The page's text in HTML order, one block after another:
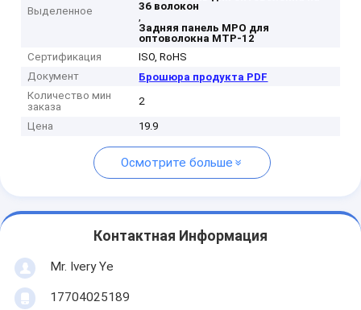
Выделенное
36 волокон
,
Задняя панель MPO для
оптоволокна MTP-12
Сертификация
ISO, RoHS
Документ
Брошюра продукта PDF
Количество мин
заказа
2
Цена 19.9
Осмотрите больше
Контактная Информация
Mr. Ivery Ye
17704025189